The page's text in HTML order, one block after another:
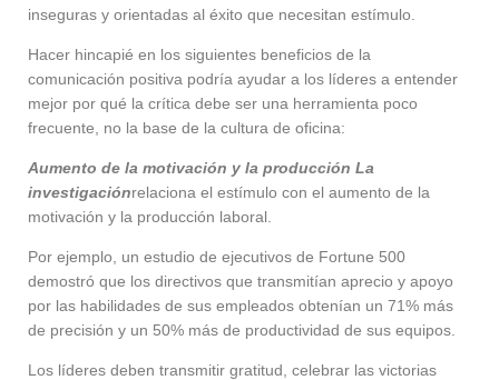
inseguras y orientadas al éxito que necesitan estímulo.
Hacer hincapié en los siguientes beneficios de la
comunicación positiva podría ayudar a los líderes a entender
mejor por qué la crítica debe ser una herramienta poco
frecuente, no la base de la cultura de oficina:
Aumento de la motivación y la producción La
investigaciónrelaciona el estímulo con el aumento de la
motivación y la producción laboral.
Por ejemplo, un estudio de ejecutivos de Fortune 500
demostró que los directivos que transmitían aprecio y apoyo
por las habilidades de sus empleados obtenían un 71% más
de precisión y un 50% más de productividad de sus equipos.
Los líderes deben transmitir gratitud, celebrar las victorias